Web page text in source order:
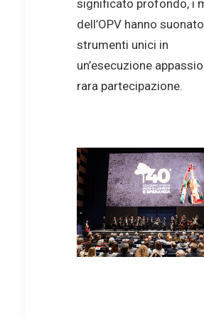
significato profondo, i
dell’OPV hanno
strumenti unici in
un’esecuzione
rara partecipazione.